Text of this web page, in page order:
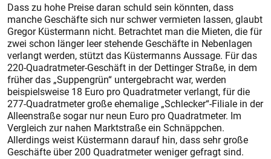
Dass zu hohe Preise daran schuld sein könnten, dass
manche Geschäfte sich nur schwer vermieten lassen, glaubt
Gregor Küstermann nicht. Betrachtet man die Mieten, die für
zwei schon länger leer stehende Geschäfte in Nebenlagen
verlangt werden, stützt das Küstermanns Aussage. Für das
220-Quadratmeter-Geschäft in der Dettinger Straße, in dem
früher das „Suppengrün“ untergebracht war, werden
beispielsweise 18 Euro pro Quadratmeter verlangt, für die
277-Quadratmeter große ehemalige „Schlecker“-Filiale in der
Alleenstraße sogar nur neun Euro pro Quadratmeter. Im
Vergleich zur nahen Marktstraße ein Schnäppchen.
Allerdings weist Küstermann darauf hin, dass sehr große
Geschäfte über 200 Quadratmeter weniger gefragt sind.